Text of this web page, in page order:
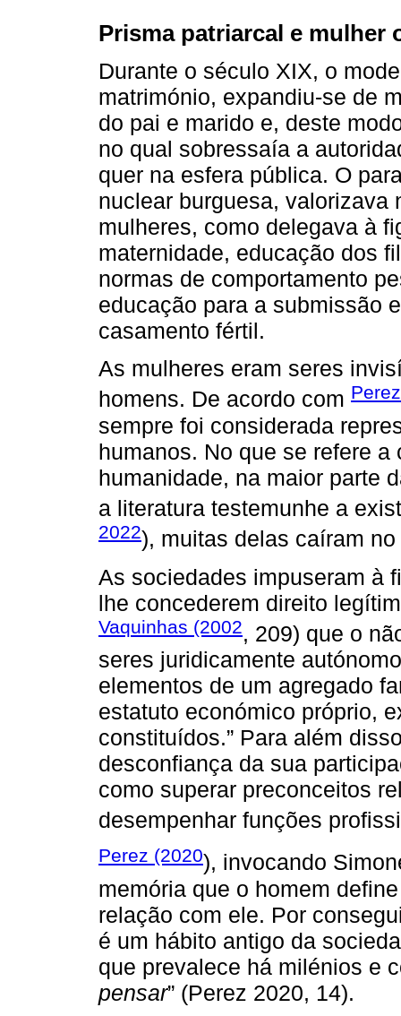
Prisma patriarcal e mulher
Durante o século XIX, o
matrimónio, expandiu-se de
do pai e marido e, deste
no qual sobressaía a
quer na esfera pública. O
nuclear burguesa, valorizava
mulheres, como delegava à
maternidade, educação dos
normas de comportamento
educação para a submissão
casamento fértil.
As mulheres eram seres
homens. De acordo com
sempre foi considerada
humanos. No que se refere
humanidade, na maior parte
a literatura testemunhe a
2022), muitas delas caíram
As sociedades impuseram à
lhe concederem direito
Vaquinhas (2002, 209) que o
seres juridicamente
elementos de um agregado
estatuto económico próprio,
constituídos.” Para além
desconfiança da sua
como superar preconceitos
desempenhar funções
Perez (2020), invocando
memória que o homem
relação com ele. Por
é um hábito antigo da
que prevalece há milénios e
pensar” (Perez 2020, 14).